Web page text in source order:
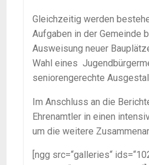
Gleichzeitig werden
Aufgaben in der Gemeinde
Ausweisung neuer
Wahl eines
seniorengerechte
Im Anschluss an die
Ehrenamtler in einen
um die weitere
[ngg src=“galleries“